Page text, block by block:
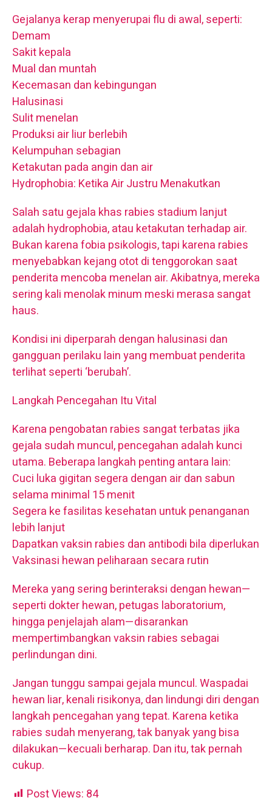
Gejalanya kerap menyerupai flu di awal, seperti:
Demam
Sakit kepala
Mual dan muntah
Kecemasan dan kebingungan
Halusinasi
Sulit menelan
Produksi air liur berlebih
Kelumpuhan sebagian
Ketakutan pada angin dan air
Hydrophobia: Ketika Air Justru Menakutkan
Salah satu gejala khas rabies stadium lanjut
adalah hydrophobia, atau ketakutan terhadap air.
Bukan karena fobia psikologis, tapi karena rabies
menyebabkan kejang otot di tenggorokan saat
penderita mencoba menelan air. Akibatnya, mereka
sering kali menolak minum meski merasa sangat
haus.
Kondisi ini diperparah dengan halusinasi dan
gangguan perilaku lain yang membuat penderita
terlihat seperti ‘berubah’.
Langkah Pencegahan Itu Vital
Karena pengobatan rabies sangat terbatas jika
gejala sudah muncul, pencegahan adalah kunci
utama. Beberapa langkah penting antara lain:
Cuci luka gigitan segera dengan air dan sabun
selama minimal 15 menit
Segera ke fasilitas kesehatan untuk penanganan
lebih lanjut
Dapatkan vaksin rabies dan antibodi bila diperlukan
Vaksinasi hewan peliharaan secara rutin
Mereka yang sering berinteraksi dengan hewan—
seperti dokter hewan, petugas laboratorium,
hingga penjelajah alam—disarankan
mempertimbangkan vaksin rabies sebagai
perlindungan dini.
Jangan tunggu sampai gejala muncul. Waspadai
hewan liar, kenali risikonya, dan lindungi diri dengan
langkah pencegahan yang tepat. Karena ketika
rabies sudah menyerang, tak banyak yang bisa
dilakukan—kecuali berharap. Dan itu, tak pernah
cukup.
Post Views: 84